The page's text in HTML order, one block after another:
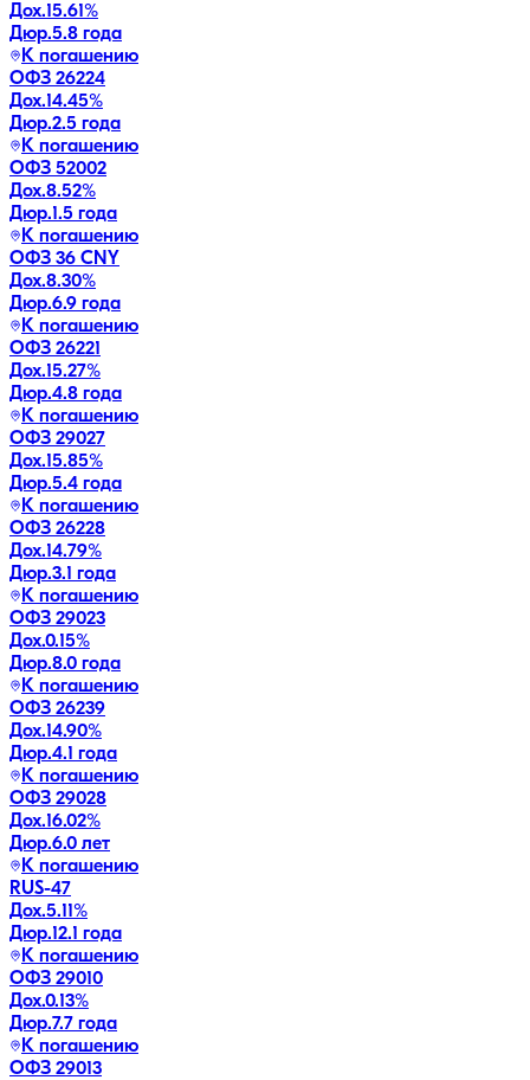
Дох.15.61%
Дюр.5.8 года
К погашению
ОФЗ 26224
Дох.14.45%
Дюр.2.5 года
К погашению
ОФЗ 52002
Дох.8.52%
Дюр.1.5 года
К погашению
ОФЗ 36 CNY
Дох.8.30%
Дюр.6.9 года
К погашению
ОФЗ 26221
Дох.15.27%
Дюр.4.8 года
К погашению
ОФЗ 29027
Дох.15.85%
Дюр.5.4 года
К погашению
ОФЗ 26228
Дох.14.79%
Дюр.3.1 года
К погашению
ОФЗ 29023
Дох.0.15%
Дюр.8.0 года
К погашению
ОФЗ 26239
Дох.14.90%
Дюр.4.1 года
К погашению
ОФЗ 29028
Дох.16.02%
Дюр.6.0 лет
К погашению
RUS-47
Дох.5.11%
Дюр.12.1 года
К погашению
ОФЗ 29010
Дох.0.13%
Дюр.7.7 года
К погашению
ОФЗ 29013